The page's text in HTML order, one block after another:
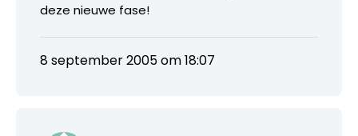
deze nieuwe fase!
8 september 2005 om 18:07